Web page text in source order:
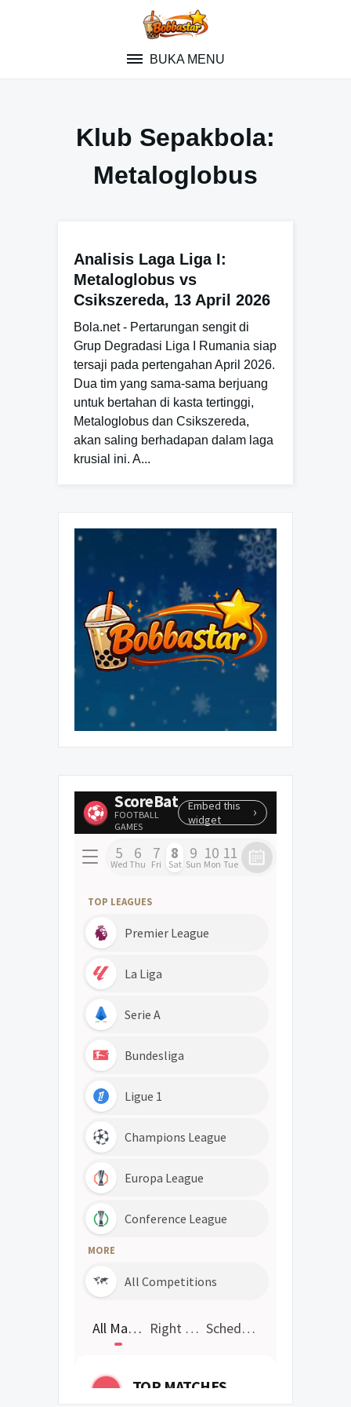
BUKA MENU
Klub Sepakbola:
Metaloglobus
Analisis Laga Liga I:
Metaloglobus vs
Csikszereda, 13 April 2026
Bola.net - Pertarungan sengit di
Grup Degradasi Liga I Rumania siap
tersaji pada pertengahan April 2026.
Dua tim yang sama-sama berjuang
untuk bertahan di kasta tertinggi,
Metaloglobus dan Csikszereda,
akan saling berhadapan dalam laga
krusial ini. A...